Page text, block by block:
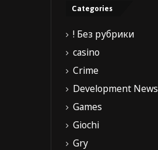
Categories
! Без рубрики
casino
Crime
Development News
Games
Giochi
Gry